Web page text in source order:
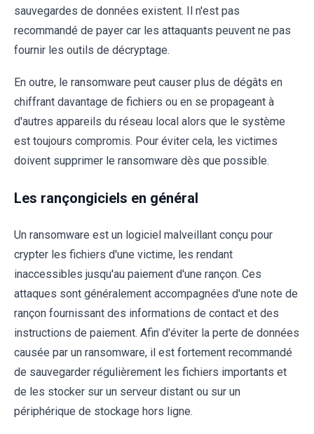
sauvegardes de données existent. Il n'est pas
recommandé de payer car les attaquants peuvent ne pas
fournir les outils de décryptage.
En outre, le ransomware peut causer plus de dégâts en
chiffrant davantage de fichiers ou en se propageant à
d'autres appareils du réseau local alors que le système
est toujours compromis. Pour éviter cela, les victimes
doivent supprimer le ransomware dès que possible.
Les rançongiciels en général
Un ransomware est un logiciel malveillant conçu pour
crypter les fichiers d'une victime, les rendant
inaccessibles jusqu'au paiement d'une rançon. Ces
attaques sont généralement accompagnées d'une note de
rançon fournissant des informations de contact et des
instructions de paiement. Afin d'éviter la perte de données
causée par un ransomware, il est fortement recommandé
de sauvegarder régulièrement les fichiers importants et
de les stocker sur un serveur distant ou sur un
périphérique de stockage hors ligne.